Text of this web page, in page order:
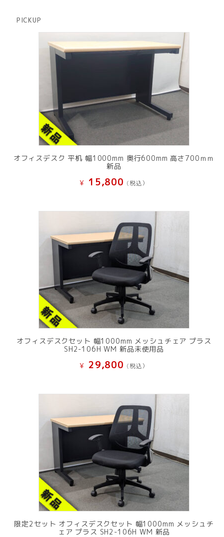
PICKUP
オフィスデスク 平机 幅1000mm 奥行600mm 高さ700ｍｍ
新品
¥ 15,800 (税込）
オフィスデスクセット 幅1000mm メッシュチェア プラス
SH2-106H WM 新品未使用品
¥ 29,800 (税込）
限定2セット オフィスデスクセット 幅1000mm メッシュチ
ェア プラス SH2-106H WM 新品